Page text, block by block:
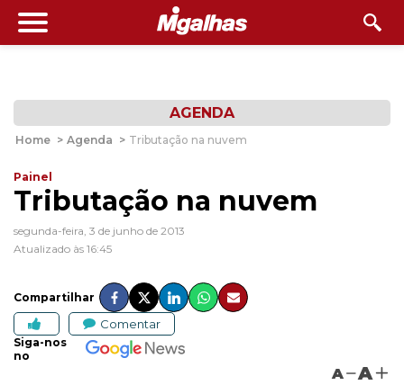
AGENDA
Home > Agenda > Tributação na nuvem
Painel
Tributação na nuvem
segunda-feira, 3 de junho de 2013
Atualizado às 16:45
Compartilhar
Comentar
Siga-nos
no
A A